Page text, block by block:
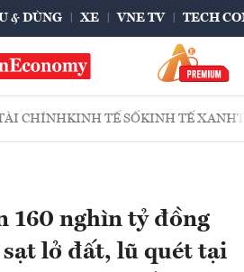
& DÙNG XE VNE TV TECH
CHÍNHKINH TẾ SỐKINH TẾ XANH
160 nghìn tỷ đồng
lở đất, lũ quét tại